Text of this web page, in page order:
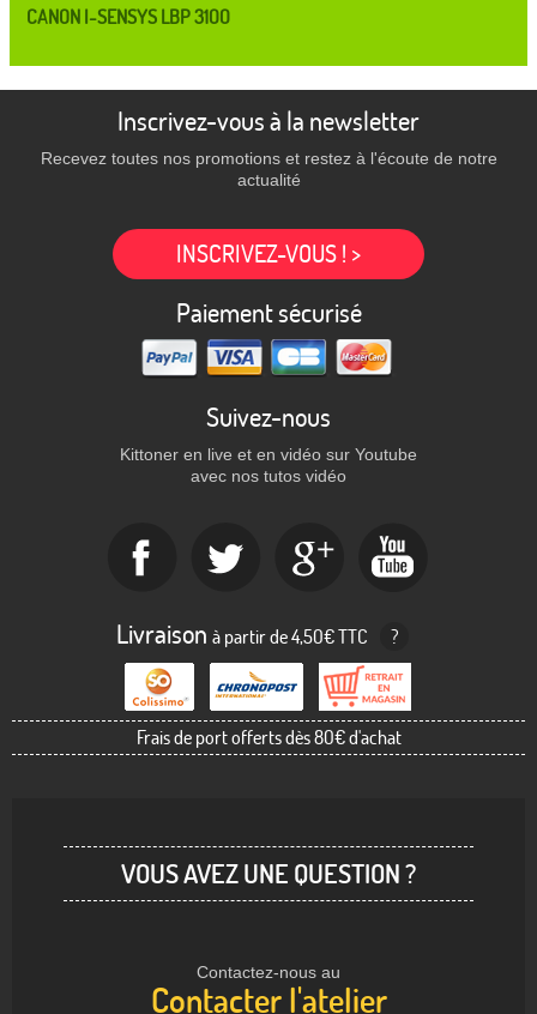
CANON I-SENSYS LBP 3100
Inscrivez-vous à la newsletter
Recevez toutes nos promotions et restez à l'écoute de notre
actualité
INSCRIVEZ-VOUS ! >
Paiement sécurisé
Suivez-nous
Kittoner en live et en vidéo sur Youtube
avec nos tutos vidéo
Livraison à partir de 4,50€ TTC ?
Frais de port offerts dès 80€ d'achat
VOUS AVEZ UNE QUESTION ?
Contactez-nous au
Contacter l'atelier